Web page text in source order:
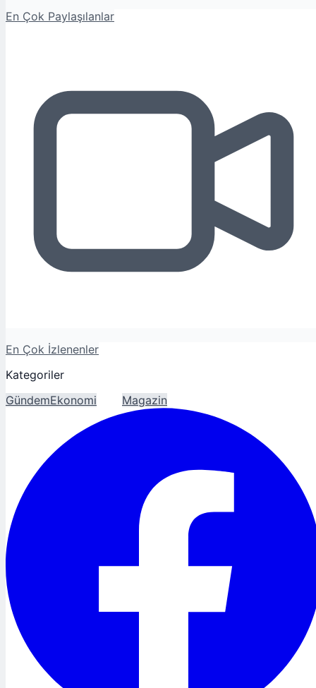
En Çok Paylaşılanlar
En Çok İzlenenler
Kategoriler
GündemEkonomi Magazin